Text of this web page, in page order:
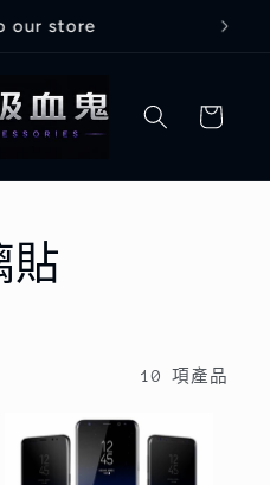
our store
物
貼
10 項產品